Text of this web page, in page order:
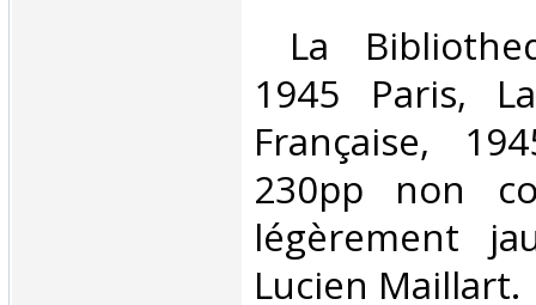
La
1945 Paris,
Française,
230pp non
légèrement
Lucien Maillart.‎